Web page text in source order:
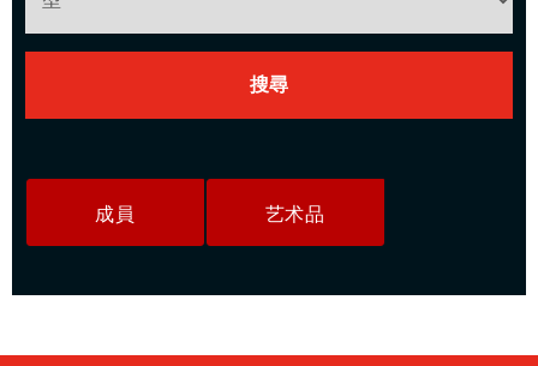
成員 艺术品